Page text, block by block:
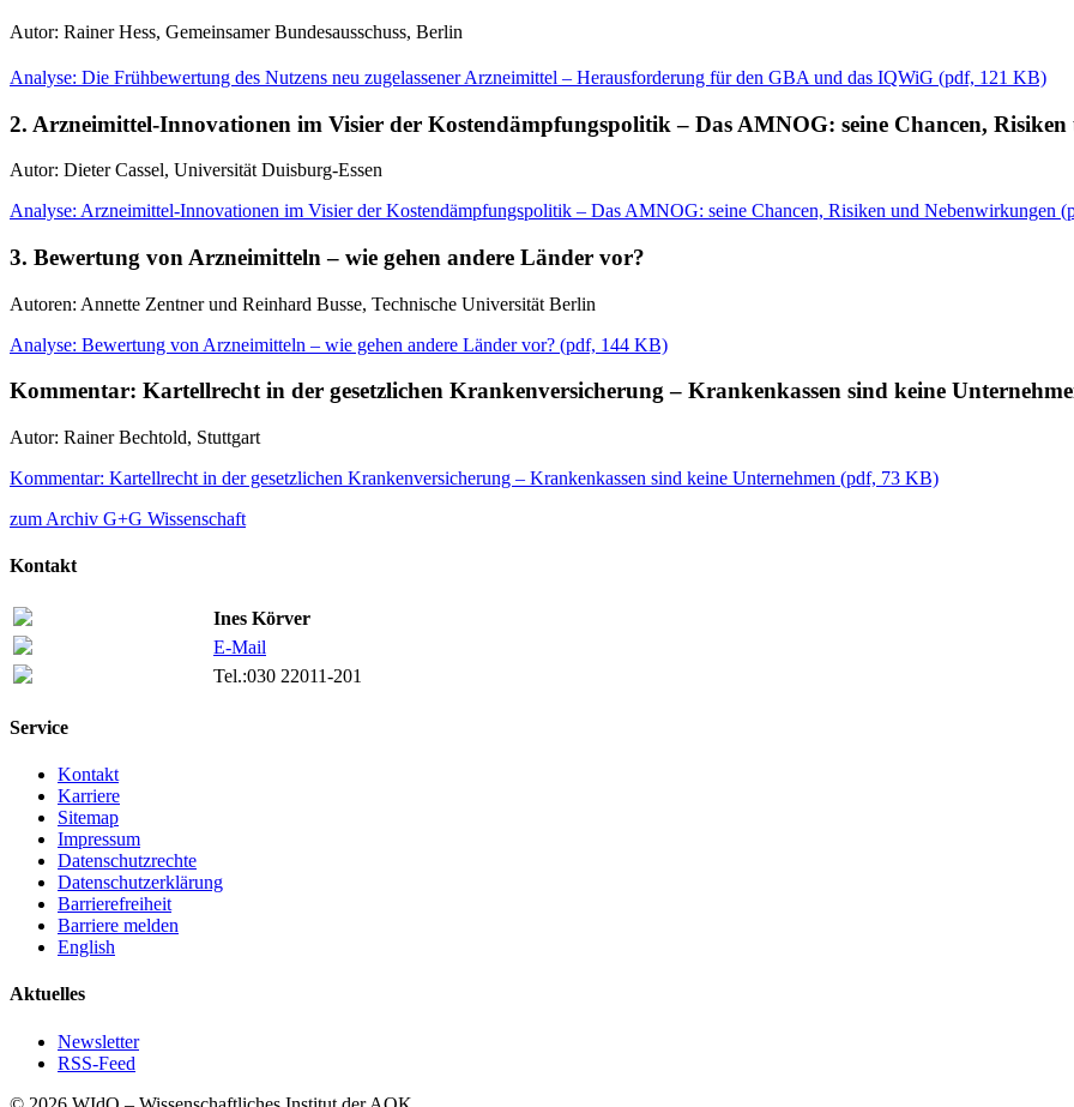
Autor: Rainer Hess, Gemeinsamer Bundesausschuss, Berlin
Analyse: Die Frühbewertung des Nutzens neu zugelassener Arzneimittel – Herausforderung für den GBA und das IQWiG (pdf, 121 KB)
2. Arzneimittel-Innovationen im Visier der Kostendämpfungspolitik – Das AMNOG: seine Chancen,
Autor: Dieter Cassel, Universität Duisburg-Essen
Analyse: Arzneimittel-Innovationen im Visier der Kostendämpfungspolitik – Das AMNOG: seine Chancen, Risiken und Nebenwirkungen (
3. Bewertung von Arzneimitteln – wie gehen andere Länder vor?
Autoren: Annette Zentner und Reinhard Busse, Technische Universität Berlin
Analyse: Bewertung von Arzneimitteln – wie gehen andere Länder vor? (pdf, 144 KB)
Kommentar: Kartellrecht in der gesetzlichen Krankenversicherung – Krankenkassen sind keine
Autor: Rainer Bechtold, Stuttgart
Kommentar: Kartellrecht in der gesetzlichen Krankenversicherung – Krankenkassen sind keine Unternehmen (pdf, 73 KB)
zum Archiv G+G Wissenschaft
Kontakt
Ines Körver
E-Mail
Tel.:030 22011-201
Service
Kontakt
Karriere
Sitemap
Impressum
Datenschutzrechte
Datenschutzerklärung
Barrierefreiheit
Barriere melden
English
Aktuelles
Newsletter
RSS-Feed